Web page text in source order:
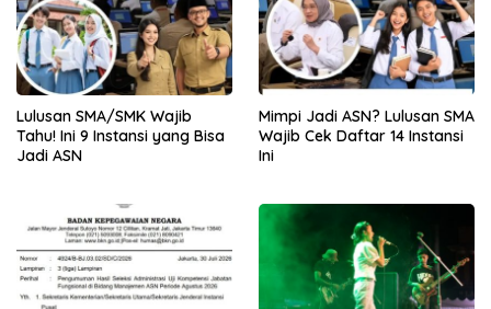
Lulusan SMA/SMK Wajib
Tahu! Ini 9 Instansi yang Bisa
Jadi ASN
Mimpi Jadi ASN? Lulusan SMA
Wajib Cek Daftar 14 Instansi
Ini